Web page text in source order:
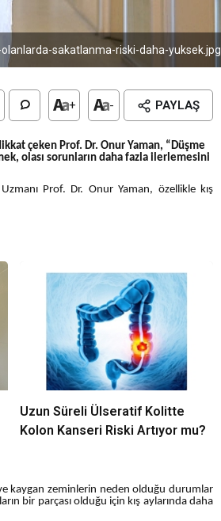
sakatlanma-riski-daha-yuksek.jpg
+ - PAYLAŞ
çeken Prof. Dr. Onur Yaman, “Düşme
olası sorunların daha fazla ilerlemesini
Prof. Dr. Onur Yaman, özellikle kış
Uzun Süreli Ülseratif Kolitte
Kolon Kanseri Riski Artıyor mu?
kaygan zeminlerin neden olduğu durumlar
bir parçası olduğu için kış aylarında daha